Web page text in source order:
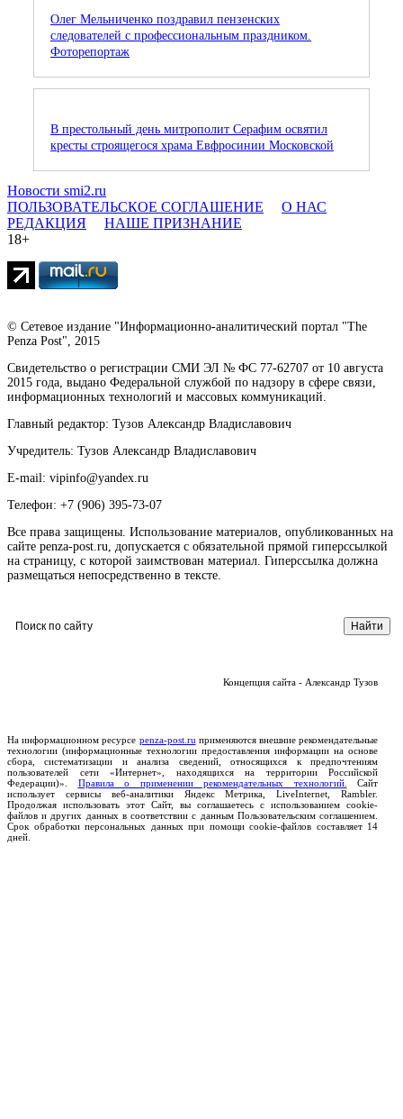
Олег Мельниченко поздравил пензенских
следователей с профессиональным праздником.
Фоторепортаж
В престольный день митрополит Серафим освятил
кресты строящегося храма Евфросинии Московской
Новости smi2.ru
ПОЛЬЗОВАТЕЛЬСКОЕ СОГЛАШЕНИЕ
О НАС
РЕДАКЦИЯ
НАШЕ ПРИЗНАНИЕ
18+
© Сетевое издание "Информационно-аналитический портал "The
Penza Post", 2015
Свидетельство о регистрации СМИ ЭЛ № ФС 77-62707 от 10 августа
2015 года, выдано Федеральной службой по надзору в сфере связи,
информационных технологий и массовых коммуникаций.
Главный редактор: Тузов Александр Владиславович
Учредитель: Тузов Александр Владиславович
E-mail: vipinfo@yandex.ru
Телефон: +7 (906) 395-73-07
Все права защищены. Использование материалов, опубликованных на
сайте penza-post.ru, допускается с обязательной прямой гиперссылкой
на страницу, с которой заимствован материал. Гиперссылка должна
размещаться непосредственно в тексте.
Концепция сайта - Александр Тузов
На информационном ресурсе penza-post.ru применяются внешние рекомендательные
технологии (информационные технологии предоставления информации на основе
сбора, систематизации и анализа сведений, относящихся к предпочтениям
пользователей сети «Интернет», находящихся на территории Российской
Федерации)». Правила о применении рекомендательных технологий.
Сайт
использует сервисы веб-аналитики Яндекс Метрика, LiveInternet, Rambler.
Продолжая использовать этот Сайт, вы соглашаетесь с использованием cookie-
файлов и других данных в соответствии с данным Пользовательским соглашением.
Срок обработки персональных данных при помощи cookie-файлов составляет 14
дней.